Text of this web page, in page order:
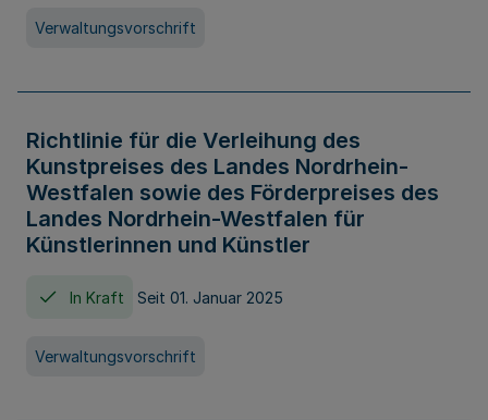
Verwaltungsvorschrift
Richtlinie für die Verleihung des
Kunstpreises des Landes Nordrhein-
Westfalen sowie des Förderpreises des
Landes Nordrhein-Westfalen für
Künstlerinnen und Künstler
In Kraft Seit 01. Januar 2025
Verwaltungsvorschrift